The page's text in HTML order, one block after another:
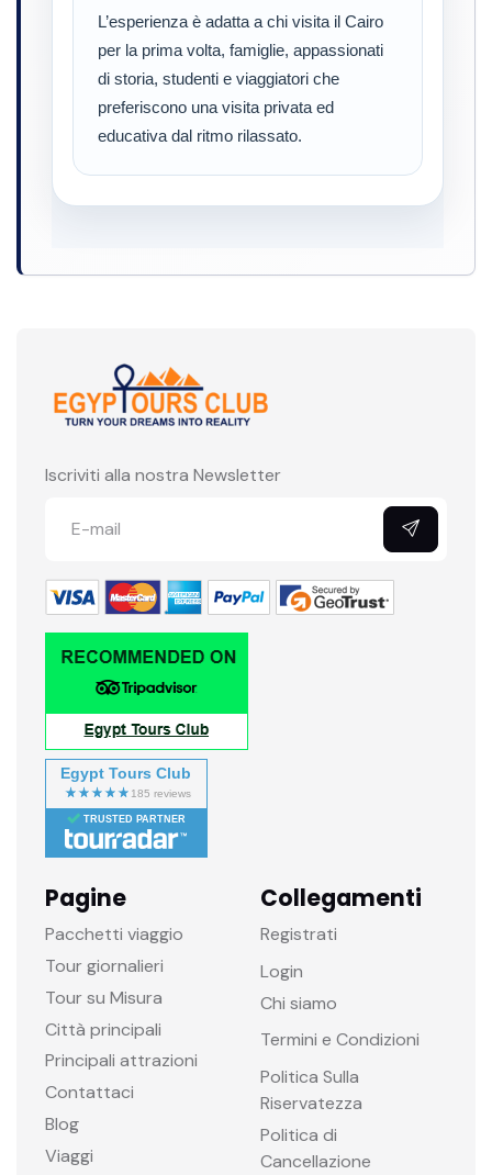
L’esperienza è adatta a chi visita il Cairo
per la prima volta, famiglie, appassionati
di storia, studenti e viaggiatori che
preferiscono una visita privata ed
educativa dal ritmo rilassato.
Iscriviti alla nostra Newsletter
Egypt Tours Club
TRUSTED PARTNER
Pagine
Pacchetti viaggio
Tour giornalieri
Tour su Misura
Città principali
Principali attrazioni
Contattaci
Blog
Viaggi
Collegamenti
Registrati
Login
Chi siamo
Termini e Condizioni
Politica Sulla
Riservatezza
Politica di
Cancellazione